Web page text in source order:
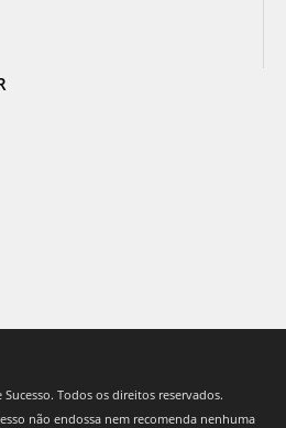
Todos os direitos reservados.
não endossa nem recomenda nenhuma